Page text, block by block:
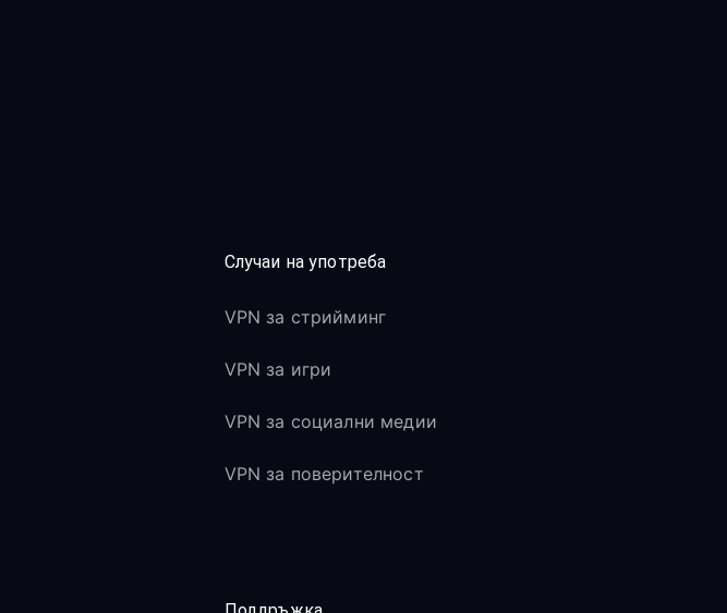
Случаи на употреба
VPN за стрийминг
VPN за игри
VPN за социални медии
VPN за поверителност